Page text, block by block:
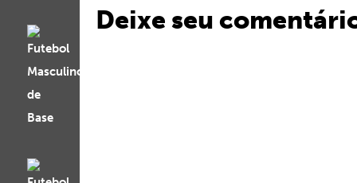
Deixe seu